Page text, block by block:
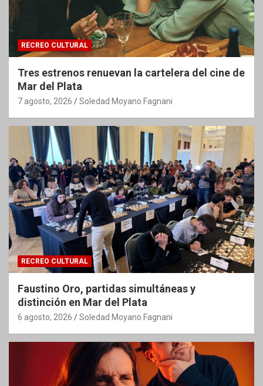
RECREO CULTURAL
Tres estrenos renuevan la cartelera del cine de
Mar del Plata
7 agosto, 2026 Soledad Moyano Fagnani
RECREO CULTURAL
Faustino Oro, partidas simultáneas y
distinción en Mar del Plata
6 agosto, 2026 Soledad Moyano Fagnani